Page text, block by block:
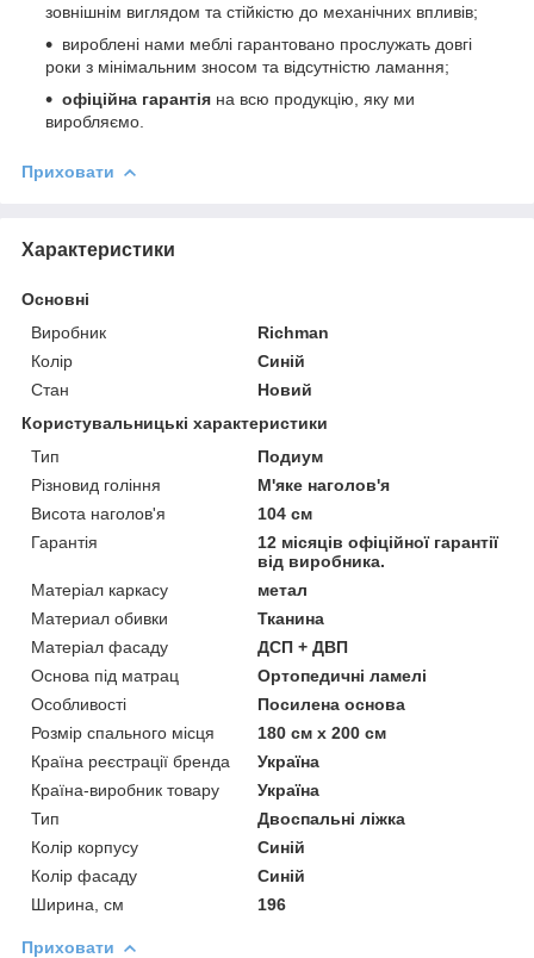
зовнішнім виглядом та стійкістю до механічних впливів;
вироблені нами меблі гарантовано прослужать довгі
роки з мінімальним зносом та відсутністю ламання;
офіційна гарантія на всю продукцію, яку ми
виробляємо.
Приховати
Характеристики
Основні
Виробник
Richman
Колір
Синій
Стан
Новий
Користувальницькі характеристики
Тип
Подиум
Різновид гоління
М'яке наголов'я
Висота наголов'я
104 см
Гарантія
12 місяців офіційної гарантії
від виробника.
Матеріал каркасу
метал
Материал обивки
Тканина
Матеріал фасаду
ДСП + ДВП
Основа під матрац
Ортопедичні ламелі
Особливості
Посилена основа
Розмір спального місця
180 см х 200 см
Країна реєстрації бренда
Україна
Країна-виробник товару
Україна
Тип
Двоспальні ліжка
Колір корпусу
Синій
Колір фасаду
Синій
Ширина, см
196
Приховати